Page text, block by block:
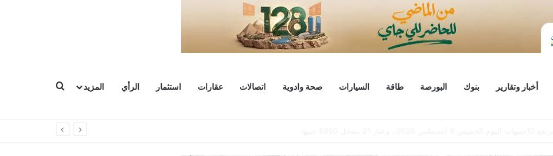
أخبار وتقارير بنوك البورصة طاقة السيارات صحة وادوية اتصالات عقارات استثمار الرأي المزيد